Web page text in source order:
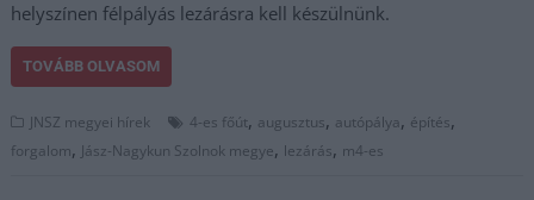
helyszínen félpályás lezárásra kell készülnünk.
TOVÁBB OLVASOM
JNSZ megyei hírek 4-es főút, augusztus, autópálya, építés,
forgalom, Jász-Nagykun Szolnok megye, lezárás, m4-es